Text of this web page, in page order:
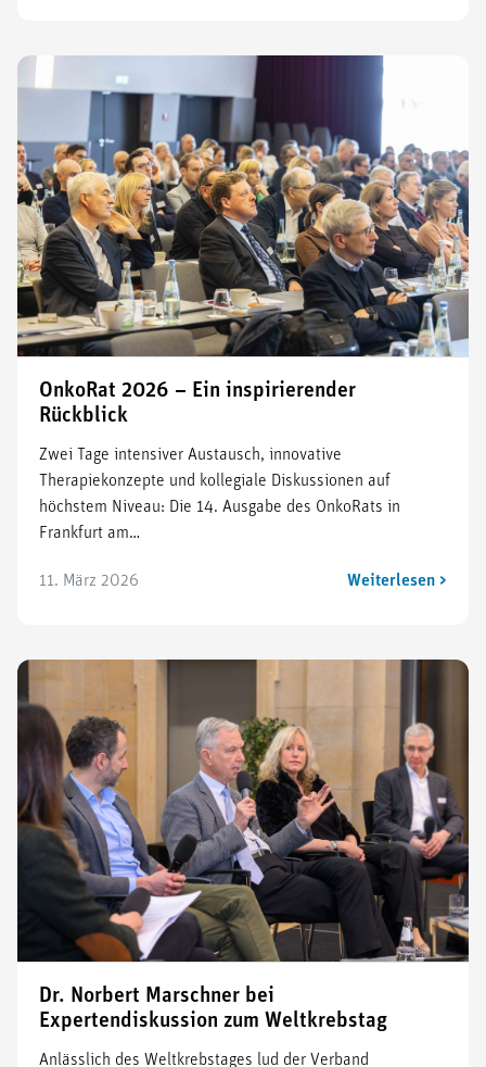
OnkoRat 2026 – Ein inspirierender
Rückblick
Zwei Tage intensiver Austausch, innovative
Therapiekonzepte und kollegiale Diskussionen auf
höchstem Niveau: Die 14. Ausgabe des OnkoRats in
Frankfurt am…
11. März 2026 Weiterlesen >
Dr. Norbert Marschner bei
Expertendiskussion zum Weltkrebstag
Anlässlich des Weltkrebstages lud der Verband